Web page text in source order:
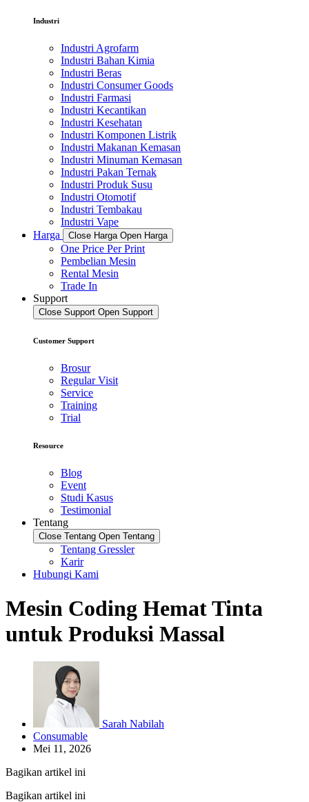
Industri
Industri Agrofarm
Industri Bahan Kimia
Industri Beras
Industri Consumer Goods
Industri Farmasi
Industri Kecantikan
Industri Kesehatan
Industri Komponen Listrik
Industri Makanan Kemasan
Industri Minuman Kemasan
Industri Pakan Ternak
Industri Produk Susu
Industri Otomotif
Industri Tembakau
Industri Vape
Harga
Close Harga Open Harga
One Price Per Print
Pembelian Mesin
Rental Mesin
Trade In
Support
Close Support Open Support
Customer Support
Brosur
Regular Visit
Service
Training
Trial
Resource
Blog
Event
Studi Kasus
Testimonial
Tentang
Close Tentang Open Tentang
Tentang Gressler
Karir
Hubungi Kami
Mesin Coding Hemat Tinta
untuk Produksi Massal
Sarah Nabilah
Consumable
Mei 11, 2026
Bagikan artikel ini
Bagikan artikel ini